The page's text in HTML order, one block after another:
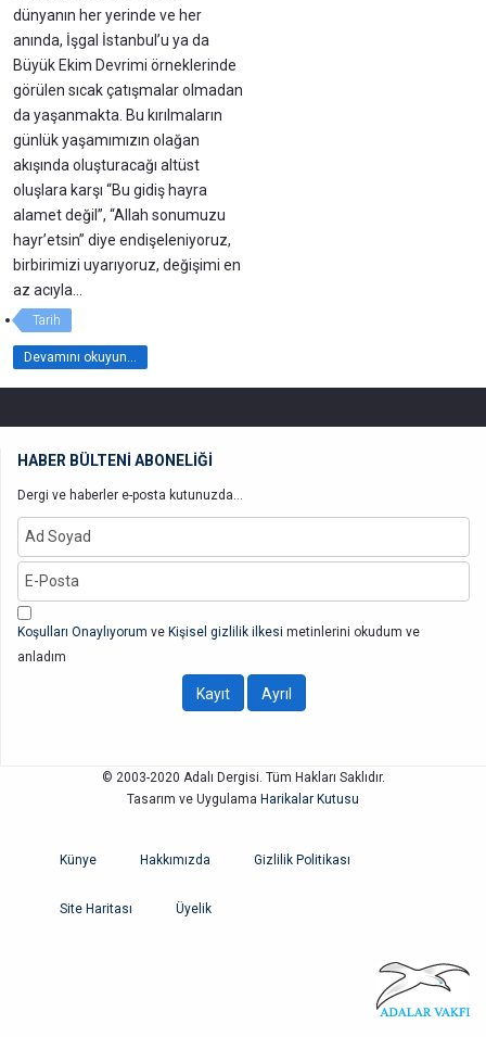
dünyanın her yerinde ve her
anında, İşgal İstanbul’u ya da
Büyük Ekim Devrimi örneklerinde
görülen sıcak çatışmalar olmadan
da yaşanmakta. Bu kırılmaların
günlük yaşamımızın olağan
akışında oluşturacağı altüst
oluşlara karşı “Bu gidiş hayra
alamet değil”, “Allah sonumuzu
hayr’etsin” diye endişeleniyoruz,
birbirimizi uyarıyoruz, değişimi en
az acıyla…
Tarih
Devamını okuyun...
HABER BÜLTENİ ABONELİĞİ
Dergi ve haberler e-posta kutunuzda...
Koşulları Onaylıyorum ve Kişisel gizlilik ilkesi metinlerini okudum ve
anladım
© 2003-2020 Adalı Dergisi. Tüm Hakları Saklıdır.
Tasarım ve Uygulama Harikalar Kutusu
Künye Hakkımızda Gizlilik Politikası
Site Haritası Üyelik